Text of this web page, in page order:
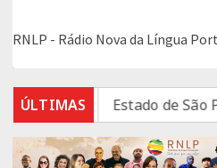
ÚLTIMASEstado de São Paulo